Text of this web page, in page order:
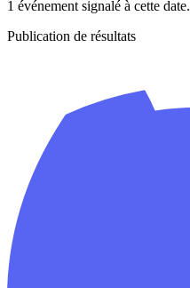
1 événement signalé à cette date.
Publication de résultats